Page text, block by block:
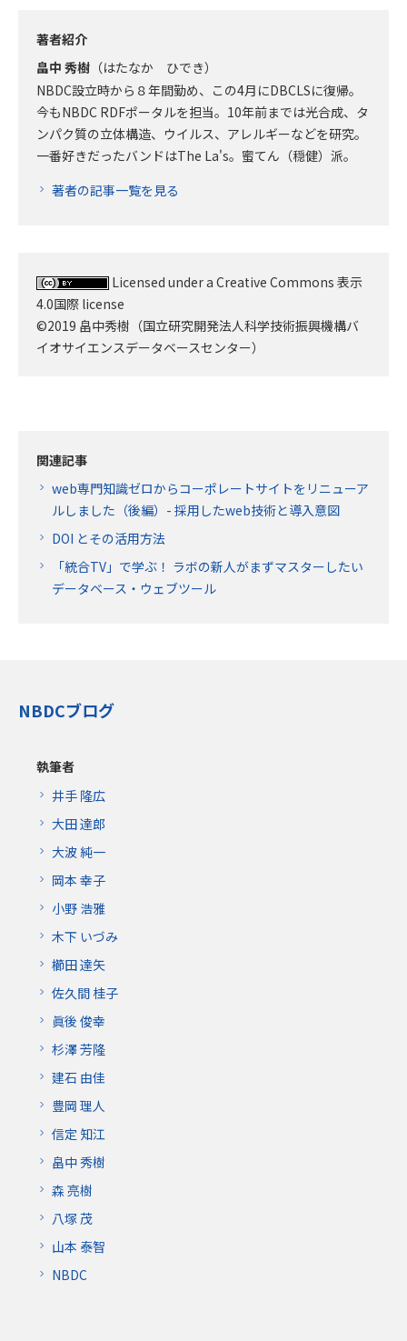
著者紹介
畠中 秀樹 （はたなか ひでき）
NBDC設立時から８年間勤め、この4月にDBCLSに復帰。
今もNBDC RDFポータルを担当。10年前までは光合成、タ
ンパク質の立体構造、ウイルス、アレルギーなどを研究。
一番好きだったバンドはThe La's。蜜てん（穏健）派。
著者の記事一覧を見る
Licensed under a Creative Commons 表示
4.0国際 license
©2019 畠中秀樹（国立研究開発法人科学技術振興機構バ
イオサイエンスデータベースセンター）
関連記事
web専門知識ゼロからコーポレートサイトをリニューア
ルしました（後編）- 採用したweb技術と導入意図
DOI とその活用方法
「統合TV」で学ぶ！ ラボの新人がまずマスターしたい
データベース・ウェブツール
NBDCブログ
執筆者
井手 隆広
大田 達郎
大波 純一
岡本 幸子
小野 浩雅
木下 いづみ
櫛田 達矢
佐久間 桂子
眞後 俊幸
杉澤 芳隆
建石 由佳
豊岡 理人
信定 知江
畠中 秀樹
森 亮樹
八塚 茂
山本 泰智
NBDC